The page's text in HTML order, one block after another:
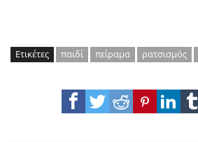
Ετικέτες παιδί πείραμα ρατσισμός